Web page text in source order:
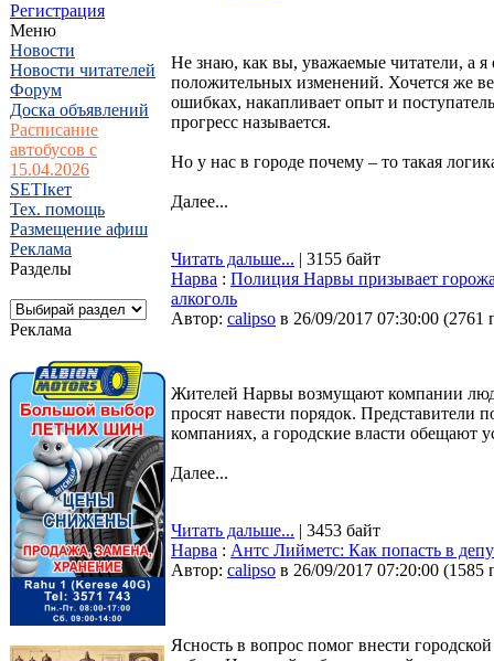
Регистрация
Меню
Новости
Новости читателей
Форум
Доска объявлений
Расписание
автобусов с
15.04.2026
SETIкет
Тех. помощь
Размещение афиш
Реклама
Разделы
Реклама
Не знаю, как вы, уважаемые читатели, а
положительных изменений. Хочется же
ошибках, накапливает опыт и
прогресс называется.
Но у нас в городе почему – то такая
Далее...
Читать дальше... | 3155 байт
Нарва : Полиция Нарвы призывает
алкоголь
Автор: calipso в 26/09/2017 07:30:00 (2761
Жителей Нарвы возмущают компании
просят навести порядок. Представители
компаниях, а городские власти обещают
Далее...
Читать дальше... | 3453 байт
Нарва : Антс Лийметс: Как попасть в
Автор: calipso в 26/09/2017 07:20:00 (1585
Ясность в вопрос помог внести